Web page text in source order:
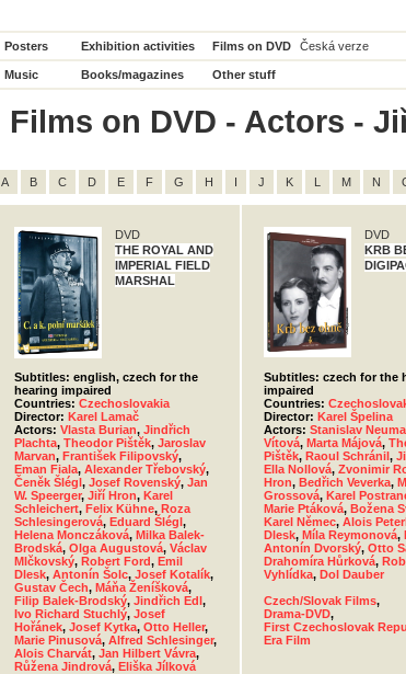
Posters Exhibition activities Films on DVD Česká verze
Music Books/magazines Other stuff
Films on DVD - Actors -
A B C D E F G H I J K L M N
DVD
THE ROYAL AND
IMPERIAL FIELD
MARSHAL
Subtitles: english, czech for the
hearing impaired
Countries: Czechoslovakia
Director: Karel Lamač
Actors: Vlasta Burian, Jindřich
Plachta, Theodor Pištěk, Jaroslav
Marvan, František Filipovský,
Eman Fiala, Alexander Třebovský,
Čeněk Šlégl, Josef Rovenský, Jan
W. Speerger, Jiří Hron, Karel
Schleichert, Felix Kühne, Roza
Schlesingerová, Eduard Šlégl,
Helena Monczáková, Milka Balek-
Brodská, Olga Augustová, Václav
Mlčkovský, Robert Ford, Emil
Dlesk, Antonín Šolc, Josef Kotalík,
Gustav Čech, Máňa Ženíšková,
Filip Balek-Brodský, Jindřich Edl,
Ivo Richard Stuchlý, Josef
Hořánek, Josef Kytka, Otto Heller,
Marie Pinusová, Alfred Schlesinger,
Alois Charvát, Jan Hilbert Vávra,
Růžena Jindrová, Eliška Jílková
DVD
KRB
Subtitles: czech for the
impaired
Countries:
Director: Karel Špelina
Actors: Stanislav
Vítová, Marta Májová,
Pištěk, Raoul Schránil,
Ella Nollová, Zvonimir
Hron, Bedřich Veverka,
Grossová, Karel
Marie Ptáková, Božena
Karel Němec, Alois
Dlesk, Míla Reymonová,
Antonín Dvorský, Otto
Drahomíra Hůrková,
Vyhlídka, Dol Dauber
Czech/Slovak Films,
Drama-DVD,
First Czechoslovak
Era Film